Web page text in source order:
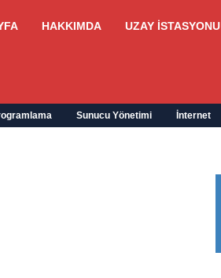
HAKKIMDA UZAY İSTASYONU
Sunucu Yönetimi İnternet